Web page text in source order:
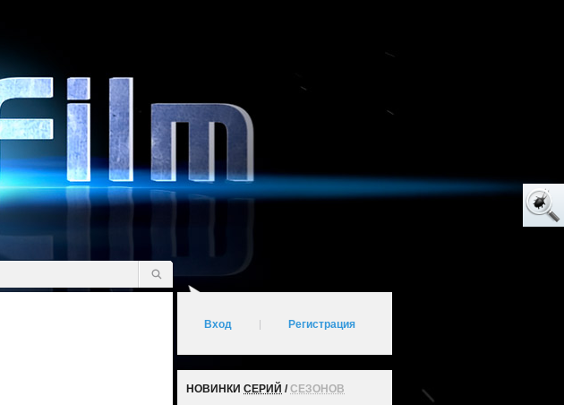
Вход Регистрация
НОВИНКИ СЕРИЙ /СЕЗОНОВ